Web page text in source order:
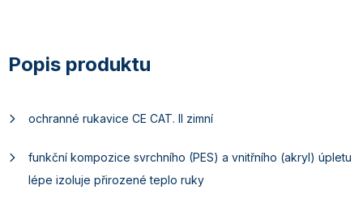
ochranné rukavice CE CAT. II zimní
funkční kompozice svrchního (PES) a vnitřního (akryl) úpletu
lépe izoluje přirozené teplo ruky